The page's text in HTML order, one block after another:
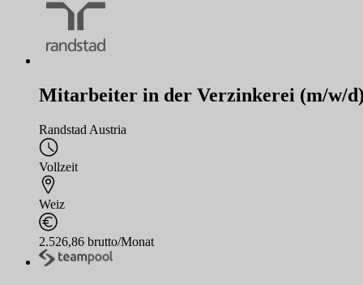
Mitarbeiter in der Verzinkerei (m/w/
Randstad Austria
Vollzeit
Weiz
2.526,86 brutto/Monat